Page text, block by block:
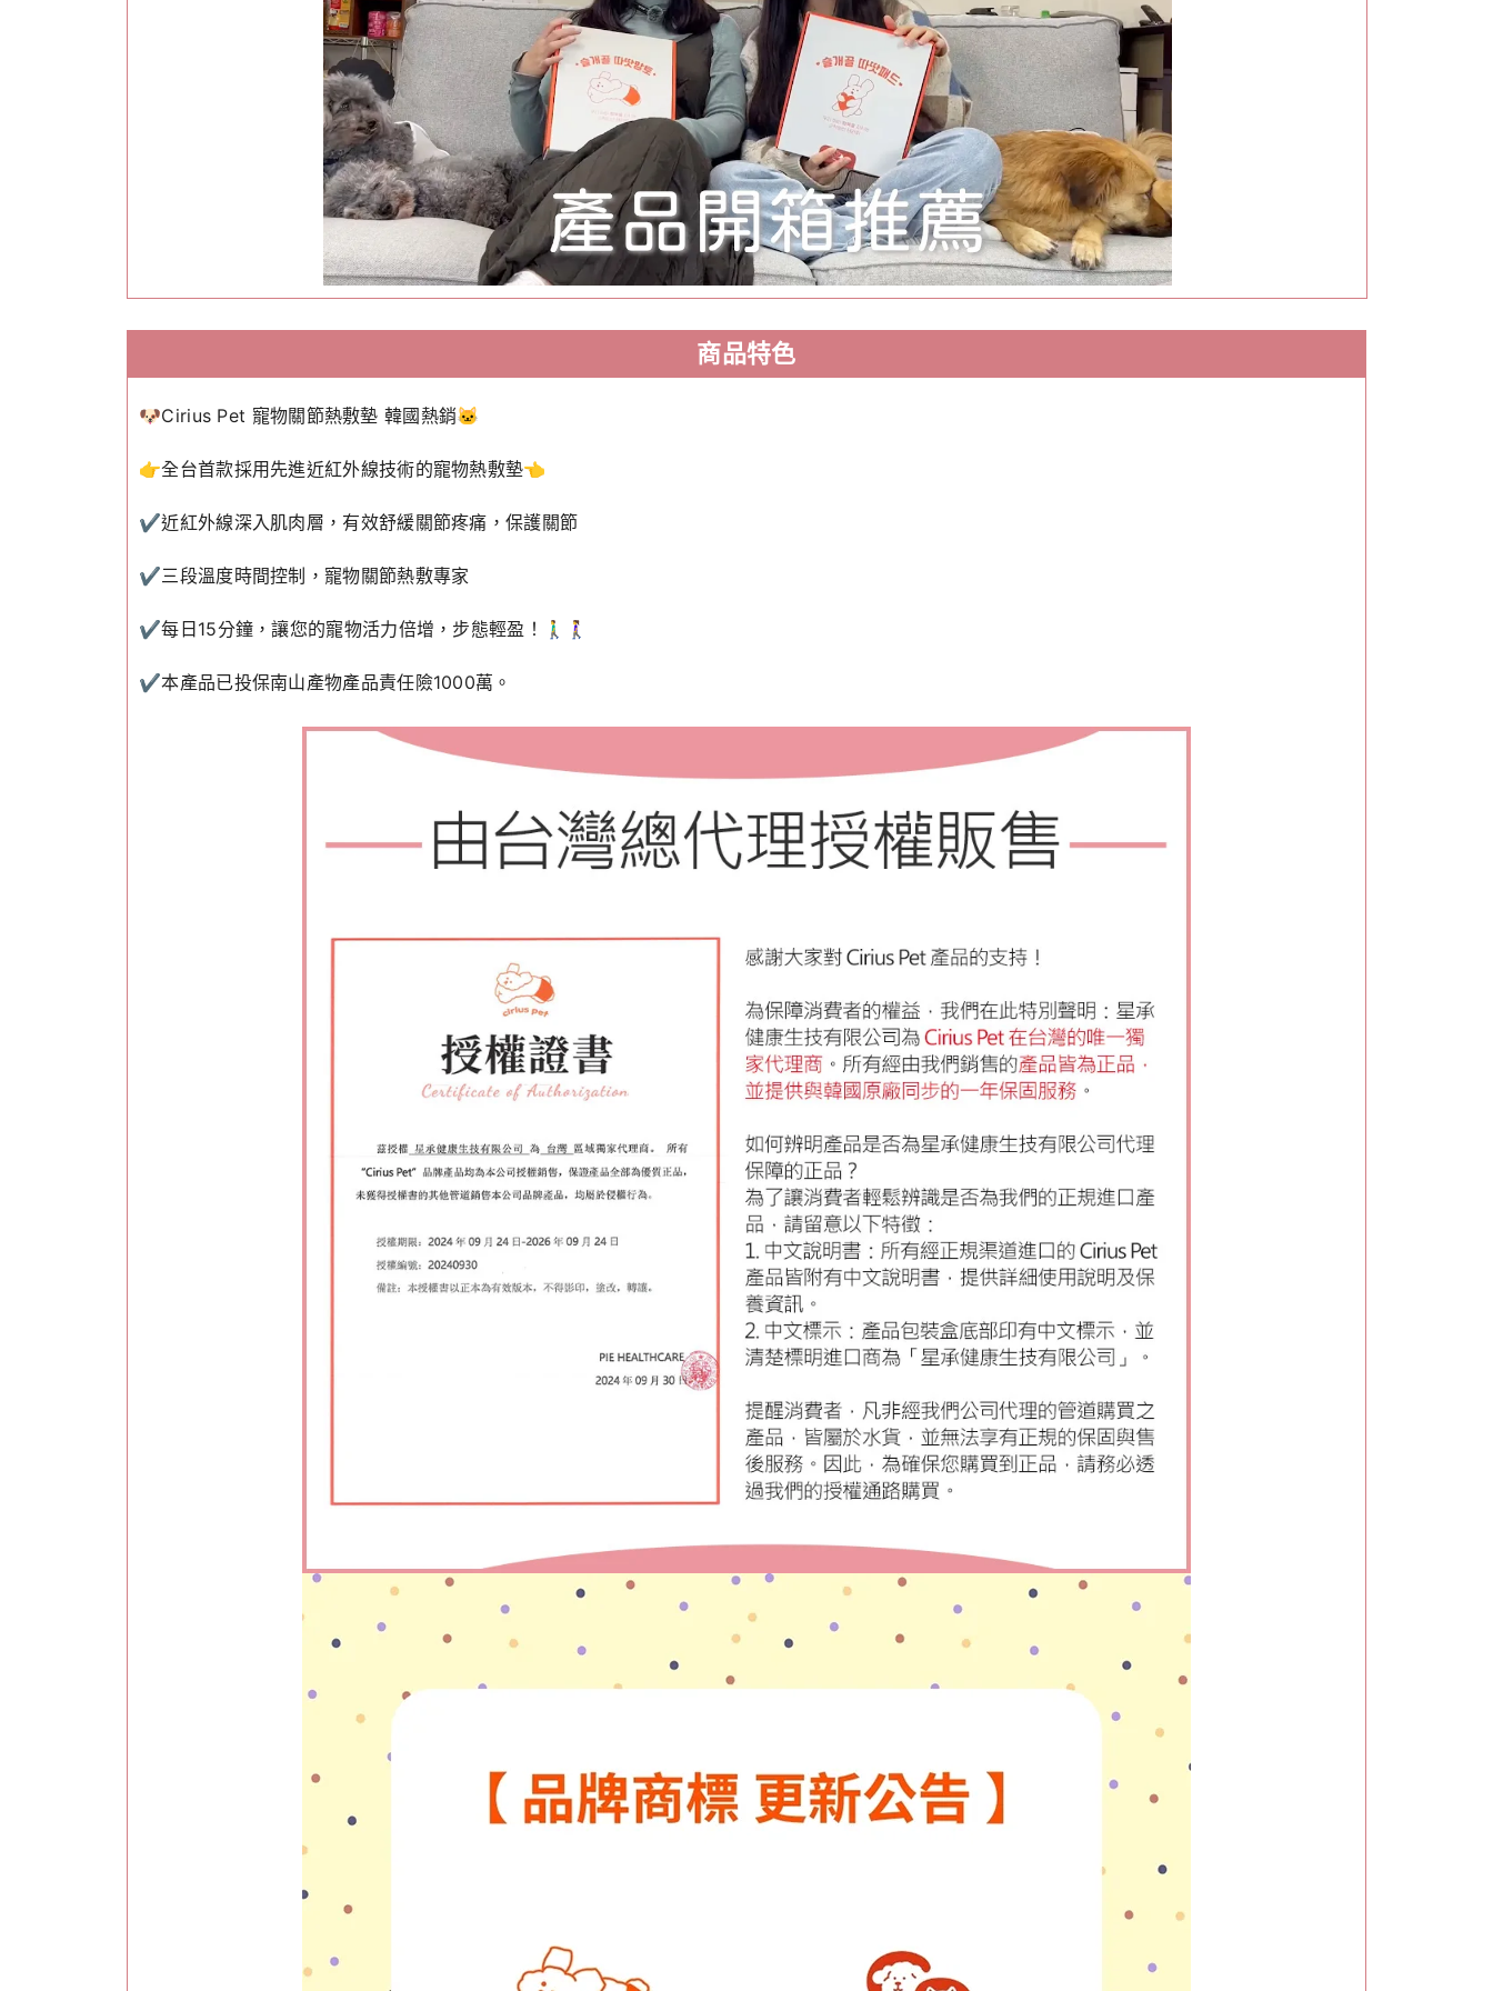
商品特色
🐶Cirius Pet 寵物關節熱敷墊 韓國熱銷🐱
👉全台首款採用先進近紅外線技術的寵物熱敷墊👈
✔️近紅外線深入肌肉層，有效舒緩關節疼痛，保護關節
✔️三段溫度時間控制，寵物關節熱敷專家
✔️每日15分鐘，讓您的寵物活力倍增，步態輕盈！🚶‍♂️🚶‍♀️
✔️本產品已投保南山產物產品責任險1000萬。